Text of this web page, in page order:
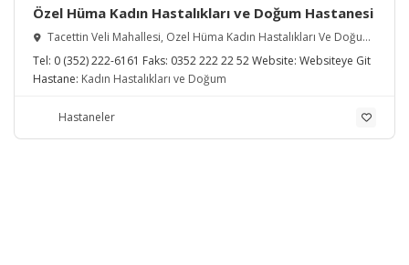
Özel Hüma Kadın Hastalıkları ve Doğum Hastanesi
Tacettin Veli Mahallesi, Özel Hüma Kadın Hastalıkları Ve Doğum
Tel: 0 (352) 222-6161 Faks: 0352 222 22 52Website: Websiteye Git
Hastane: Kadın Hastalıkları ve Doğum
Hastaneler